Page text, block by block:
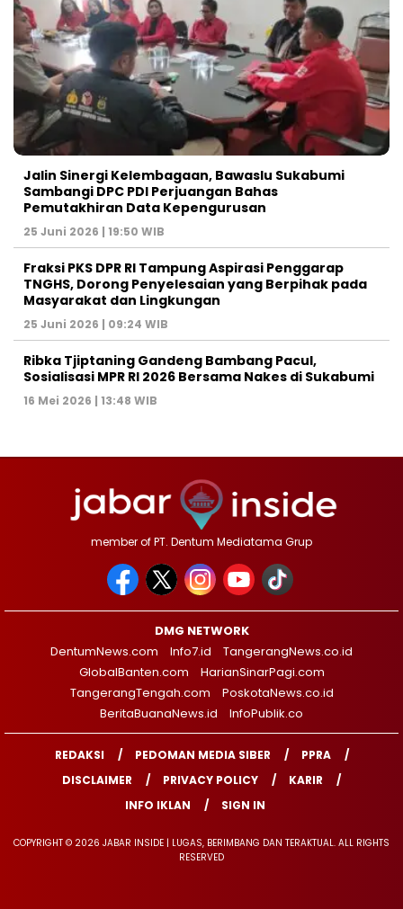
Jalin Sinergi Kelembagaan, Bawaslu Sukabumi
Sambangi DPC PDI Perjuangan Bahas
Pemutakhiran Data Kepengurusan
25 Juni 2026 | 19:50 WIB
‎Fraksi PKS DPR RI Tampung Aspirasi Penggarap
TNGHS, Dorong Penyelesaian yang Berpihak pada
Masyarakat dan Lingkungan‎
25 Juni 2026 | 09:24 WIB
Ribka Tjiptaning Gandeng Bambang Pacul,
Sosialisasi MPR RI 2026 Bersama Nakes di Sukabumi
16 Mei 2026 | 13:48 WIB
member of PT. Dentum Mediatama Grup
DMG NETWORK
DentumNews.com
Info7.id
TangerangNews.co.id
GlobalBanten.com
HarianSinarPagi.com
TangerangTengah.com
PoskotaNews.co.id
BeritaBuanaNews.id
InfoPublik.co
REDAKSI PEDOMAN MEDIA SIBER
PPRA
DISCLAIMER
PRIVACY POLICY
KARIR
INFO IKLAN
SIGN IN
COPYRIGHT © 2026 JABAR INSIDE | LUGAS, BERIMBANG DAN TERAKTUAL. ALL RIGHTS
RESERVED